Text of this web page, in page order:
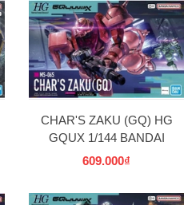
CHAR'S ZAKU (GQ) HG
GQUX 1/144 BANDAI
609.000₫